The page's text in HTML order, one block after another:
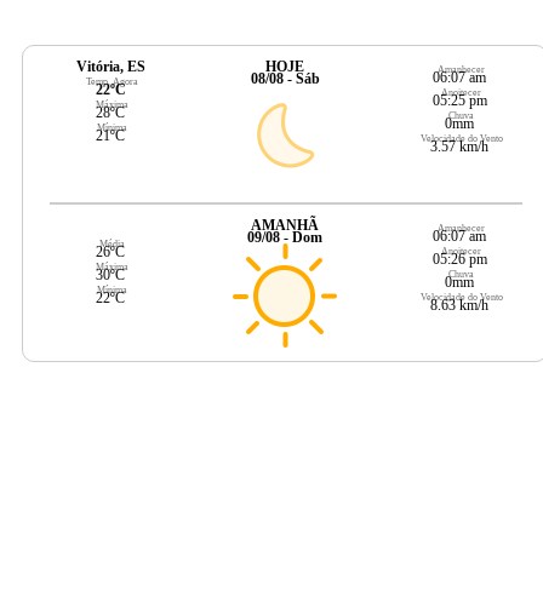
Vitória, ES
Temp. Agora
22ºC
Máxima
28ºC
Mínima
21ºC
HOJE
08/08 - Sáb
Amanhecer
06:07 am
Anoitecer
05:25 pm
Chuva
0mm
Velocidade do Vento
3.57 km/h
Média
26ºC
Máxima
30ºC
Mínima
22ºC
AMANHÃ
09/08 - Dom
Amanhecer
06:07 am
Anoitecer
05:26 pm
Chuva
0mm
Velocidade do Vento
8.63 km/h